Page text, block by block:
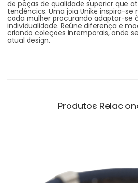
de peças de qualidade superior que
tendências. Uma joia Unike inspira-se
cada mulher procurando adaptar-se
individualidade. Reúne diferença e
criando coleções intemporais, onde
atual design.
Produtos